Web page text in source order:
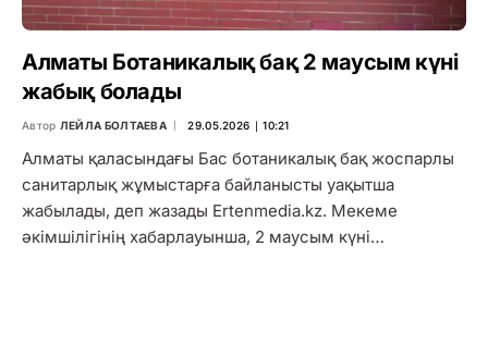
Алматы Ботаникалық бақ 2 маусым күні
жабық болады
Автор ЛЕЙЛА БОЛТАЕВА 29.05.2026 ∣ 10:21
Алматы қаласындағы Бас ботаникалық бақ жоспарлы
санитарлық жұмыстарға байланысты уақытша
жабылады, деп жазады Ertenmedia.kz. Мекеме
әкімшілігінің хабарлауынша, 2 маусым күні…